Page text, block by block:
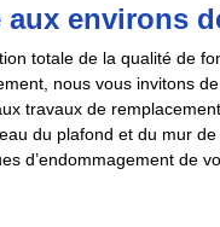
environs
totale de la qualité de
nous vous invitons
travaux de
du plafond et du mur
d’endommagement de